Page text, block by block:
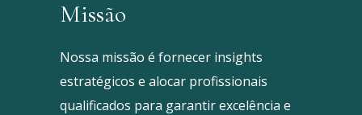
Missão
Nossa missão é fornecer insights
estratégicos e alocar profissionais
qualificados para garantir excelência e